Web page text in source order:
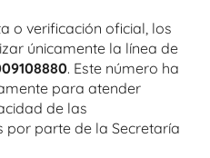
o verificación oficial, los
únicamente la línea de
. Este número ha
para atender
de las
por parte de la Secretaría